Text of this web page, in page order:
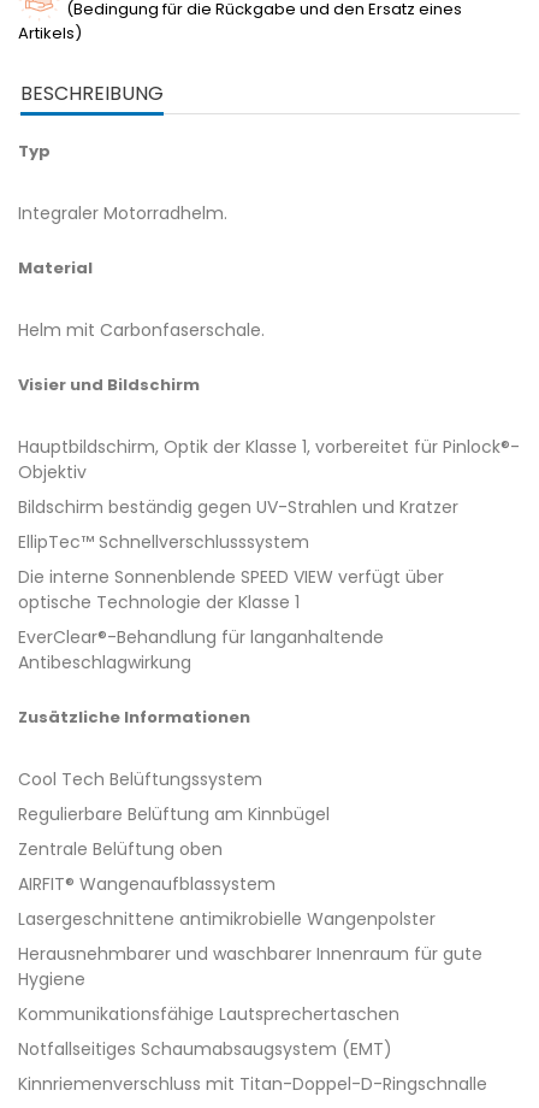
(Bedingung für die Rückgabe und den Ersatz eines
Artikels)
BESCHREIBUNG
Typ
Integraler Motorradhelm.
Material
Helm mit Carbonfaserschale.
Visier und Bildschirm
Hauptbildschirm, Optik der Klasse 1, vorbereitet für Pinlock®-
Objektiv
Bildschirm beständig gegen UV-Strahlen und Kratzer
EllipTec™ Schnellverschlusssystem
Die interne Sonnenblende SPEED VIEW verfügt über
optische Technologie der Klasse 1
EverClear®-Behandlung für langanhaltende
Antibeschlagwirkung
Zusätzliche Informationen
Cool Tech Belüftungssystem
Regulierbare Belüftung am Kinnbügel
Zentrale Belüftung oben
AIRFIT® Wangenaufblassystem
Lasergeschnittene antimikrobielle Wangenpolster
Herausnehmbarer und waschbarer Innenraum für gute
Hygiene
Kommunikationsfähige Lautsprechertaschen
Notfallseitiges Schaumabsaugsystem (EMT)
Kinnriemenverschluss mit Titan-Doppel-D-Ringschnalle